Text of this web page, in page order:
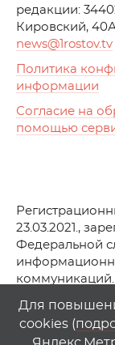
редакции:
Кировский,
news@1rostov.tv
Политика
информации
Согласие на
помощью
23.03.2021.,
Федеральной
коммуникаций.
© АО
Любое
Для
cookies (